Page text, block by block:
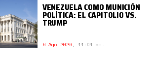
VENEZUELA COMO MUNICIÓN
POLÍTICA: EL CAPITOLIO VS.
TRUMP
6 Ago 2026, 11:01 am.